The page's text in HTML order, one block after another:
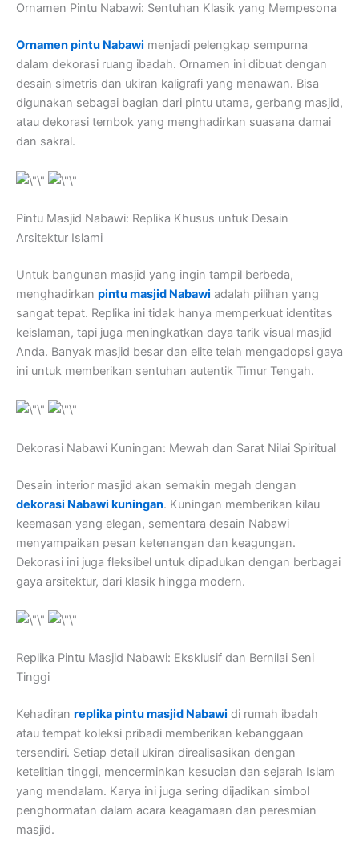
Ornamen Pintu Nabawi: Sentuhan Klasik yang Mempesona
Ornamen pintu Nabawi menjadi pelengkap sempurna
dalam dekorasi ruang ibadah. Ornamen ini dibuat dengan
desain simetris dan ukiran kaligrafi yang menawan. Bisa
digunakan sebagai bagian dari pintu utama, gerbang masjid,
atau dekorasi tembok yang menghadirkan suasana damai
dan sakral.
Pintu Masjid Nabawi: Replika Khusus untuk Desain
Arsitektur Islami
Untuk bangunan masjid yang ingin tampil berbeda,
menghadirkan pintu masjid Nabawi adalah pilihan yang
sangat tepat. Replika ini tidak hanya memperkuat identitas
keislaman, tapi juga meningkatkan daya tarik visual masjid
Anda. Banyak masjid besar dan elite telah mengadopsi gaya
ini untuk memberikan sentuhan autentik Timur Tengah.
Dekorasi Nabawi Kuningan: Mewah dan Sarat Nilai Spiritual
Desain interior masjid akan semakin megah dengan
dekorasi Nabawi kuningan. Kuningan memberikan kilau
keemasan yang elegan, sementara desain Nabawi
menyampaikan pesan ketenangan dan keagungan.
Dekorasi ini juga fleksibel untuk dipadukan dengan berbagai
gaya arsitektur, dari klasik hingga modern.
Replika Pintu Masjid Nabawi: Eksklusif dan Bernilai Seni
Tinggi
Kehadiran replika pintu masjid Nabawi di rumah ibadah
atau tempat koleksi pribadi memberikan kebanggaan
tersendiri. Setiap detail ukiran direalisasikan dengan
ketelitian tinggi, mencerminkan kesucian dan sejarah Islam
yang mendalam. Karya ini juga sering dijadikan simbol
penghormatan dalam acara keagamaan dan peresmian
masjid.